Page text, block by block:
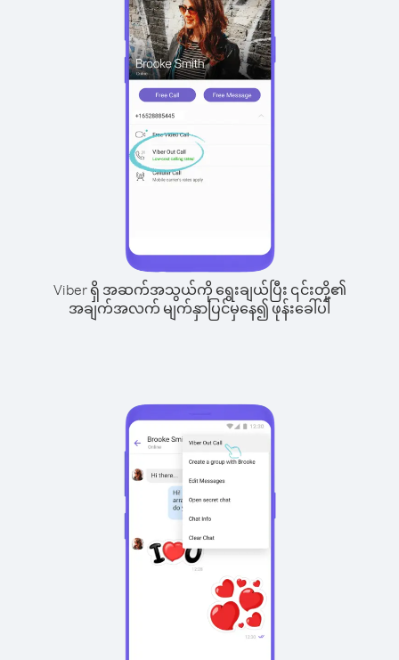
Viber ရှိ အဆက်အသွယ်ကို ရွေးချယ်ပြီး ၎င်းတို့၏
အချက်အလက် မျက်နှာပြင်မှနေ၍ ဖုန်းခေါ်ပါ